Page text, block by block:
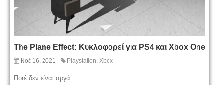
The Plane Effect: Κυκλοφορεί για PS4 και Xbox One
Νοέ 16, 2021 Playstation, Xbox
Ποτέ δεν είναι αργά